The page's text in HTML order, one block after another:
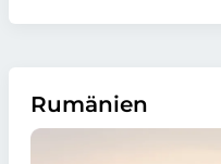
Rumänien